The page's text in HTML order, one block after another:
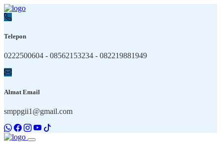
Telepon
0222500604 - 08562153234 - 082219881949
Almat Email
smppgii1@gmail.com